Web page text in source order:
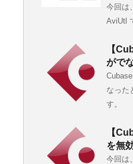
今回は
AviUtl
【
がで
なった
す。
【
を無
今回は